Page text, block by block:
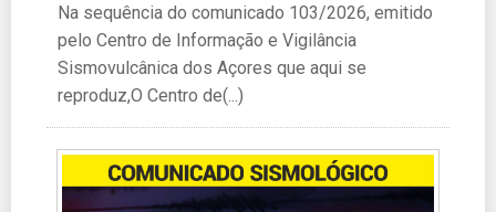
Na sequência do comunicado 103/2026, emitido
pelo Centro de Informação e Vigilância
Sismovulcânica dos Açores que aqui se
reproduz,O Centro de(...)